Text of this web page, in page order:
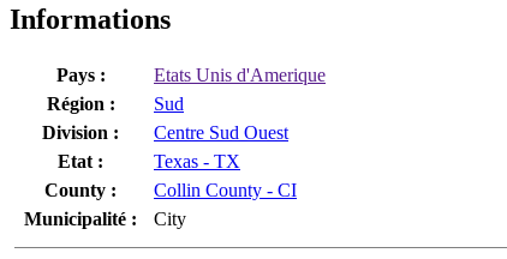
Informations
Pays :
Etats Unis d'Amerique
Région :
Sud
Division :
Centre Sud Ouest
Etat :
Texas - TX
County :
Collin County - CI
Municipalité :
City